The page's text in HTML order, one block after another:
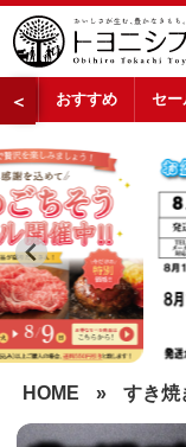
＜ おすすめ セー
HOME » すき焼